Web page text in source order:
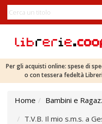
Per gli acquisti online: spese di
o con tessera fedeltà
Home Bambini e
T.V.B. Il mio s.m.s. a